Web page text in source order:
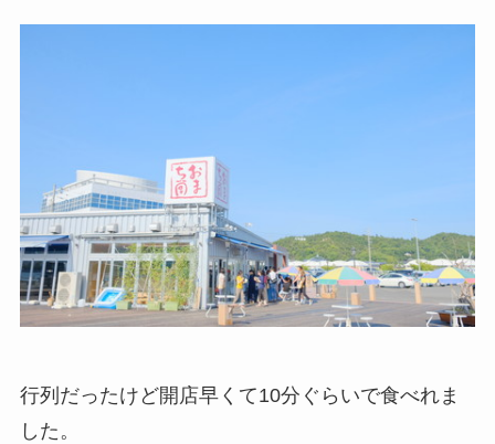
行列だったけど開店早くて10分ぐらいで食べれま
した。